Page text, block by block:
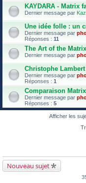
KAYDARA - Matrix
Dernier message par
Une idée folle : un
Dernier message par
Réponses : 11
The Art of the
Dernier message par
Christophe Lambert
Dernier message par
Réponses : 1
Comparaison
Dernier message par
Réponses : 5
Afficher les
Nouveau sujet